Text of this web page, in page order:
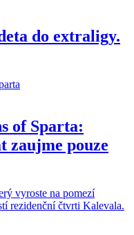
do extraligy.
of Sparta:
zaujme pouze